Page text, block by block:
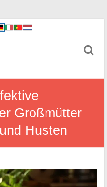
Großmütter
Husten